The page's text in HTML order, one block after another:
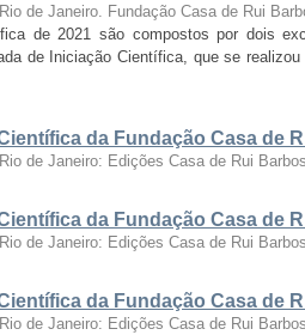
Rio de Janeiro. Fundação Casa de Rui
de 2021 são compostos por dois
de Iniciação Científica, que se
da Fundação Casa de
Rio de Janeiro: Edições Casa de Rui
da Fundação Casa de
Rio de Janeiro: Edições Casa de Rui
da Fundação Casa de
Rio de Janeiro: Edições Casa de Rui